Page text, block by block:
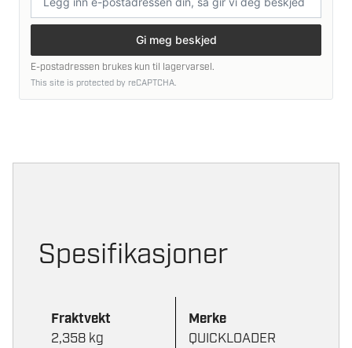
postadresse
Gi meg beskjed
E-postadressen brukes kun til lagervarsel.
This site is protected by reCAPTCHA.
Spesifikasjoner
Fraktvekt
2,358 kg
Merke
QUICKLOADER